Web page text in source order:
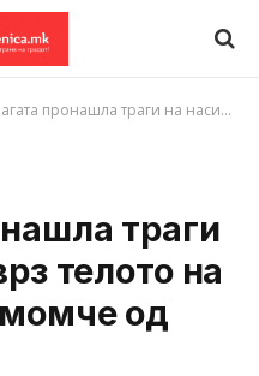
траги на насилство врз телото на 26 годишното момче од Кочани
траги
телото на
од